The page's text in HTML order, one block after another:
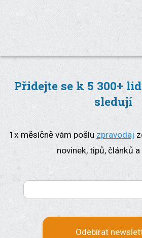
Přidejte se k 5 300+
sledují
1x měsíčně vám pošlu zpravodaj
novinek, tipů, článků
Odebírat